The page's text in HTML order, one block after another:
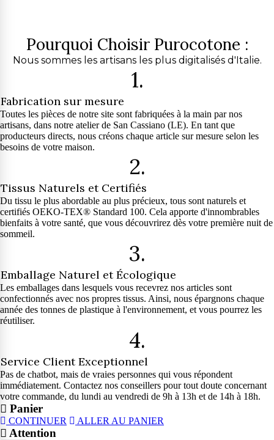
Pourquoi Choisir Purocotone :
Nous sommes les artisans les plus digitalisés d'Italie.
1.
Fabrication sur mesure
Toutes les pièces de notre site sont fabriquées à la main par nos
artisans, dans notre atelier de San Cassiano (LE). En tant que
producteurs directs, nous créons chaque article sur mesure selon les
besoins de votre maison.
2.
Tissus Naturels et Certifiés
Du tissu le plus abordable au plus précieux, tous sont naturels et
certifiés OEKO-TEX® Standard 100. Cela apporte d'innombrables
bienfaits à votre santé, que vous découvrirez dès votre première nuit de
sommeil.
3.
Emballage Naturel et Écologique
Les emballages dans lesquels vous recevrez nos articles sont
confectionnés avec nos propres tissus. Ainsi, nous épargnons chaque
année des tonnes de plastique à l'environnement, et vous pourrez les
réutiliser.
4.
Service Client Exceptionnel
Pas de chatbot, mais de vraies personnes qui vous répondent
immédiatement. Contactez nos conseillers pour tout doute concernant
votre commande, du lundi au vendredi de 9h à 13h et de 14h à 18h.
Panier
CONTINUER ALLER AU PANIER
Attention